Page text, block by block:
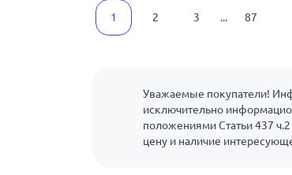
1 2 3 ... 87
Уважаемые покупатели!
исключительно
положениями Статьи 437
цену и наличие